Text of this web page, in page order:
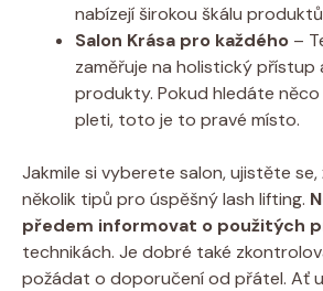
nabízejí širokou škálu
Salon Krása pro každého –
zaměřuje na holistický přístup⁤
produkty. Pokud hledáte
pleti,‌ toto ⁤je ⁢to pravé místo.
Jakmile‌ si vyberete salon, ujistěte
několik tipů pro ⁣úspěšný ⁣lash ⁢lifting.
předem⁢ informovat o použitých
technikách. Je dobré také
požádat o doporučení ⁢od přátel. Ať